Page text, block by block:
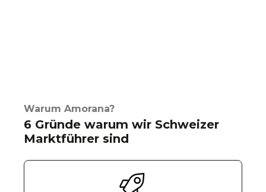
Warum Amorana?
6 Gründe warum wir Schweizer
Marktführer sind